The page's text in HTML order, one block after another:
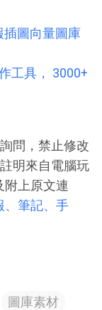
插圖向量圖庫
工具， 3000+
問，禁止修改
明來自電腦玩
附上原文連
、筆記、手
圖庫素材